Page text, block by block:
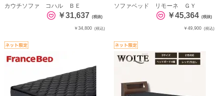
カウチソファ コハル ＢＥ
￥31,637 (税抜)
￥34,800 (税込)
ソファベッド リモーネ ＧＹ
￥45,364 (税抜)
￥49,900 (税込)